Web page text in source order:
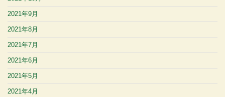
2021年9月
2021年8月
2021年7月
2021年6月
2021年5月
2021年4月